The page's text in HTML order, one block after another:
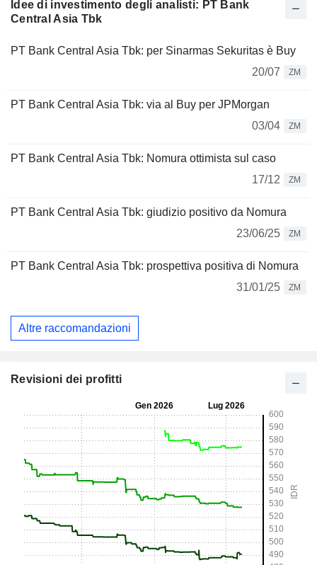
Idee di investimento degli analisti: PT Bank
Central Asia Tbk
PT Bank Central Asia Tbk: per Sinarmas Sekuritas è Buy
20/07
ZM
PT Bank Central Asia Tbk: via al Buy per JPMorgan
03/04
ZM
PT Bank Central Asia Tbk: Nomura ottimista sul caso
17/12
ZM
PT Bank Central Asia Tbk: giudizio positivo da Nomura
23/06/25
ZM
PT Bank Central Asia Tbk: prospettiva positiva di Nomura
31/01/25
ZM
Altre raccomandazioni
Revisioni dei profitti